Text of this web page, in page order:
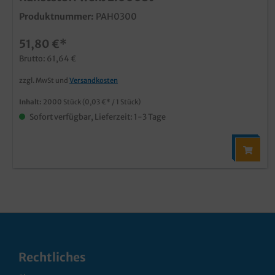
Produktnummer: PAH0300
51,80 €*
Brutto: 61,64 €
zzgl. MwSt und Versandkosten
Inhalt: 2000 Stück (0,03 €* / 1 Stück)
Sofort verfügbar, Lieferzeit: 1-3 Tage
Rechtliches